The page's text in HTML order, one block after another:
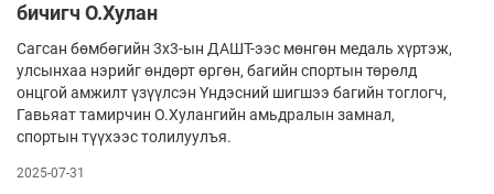
бичигч О.Хулан
Сагсан бөмбөгийн 3х3-ын ДАШТ-ээс мөнгөн медаль хүртэж,
улсынхаа нэрийг өндөрт өргөн, багийн спортын төрөлд
онцгой амжилт үзүүлсэн Үндэсний шигшээ багийн тоглогч,
Гавьяат тамирчин О.Хулангийн амьдралын замнал,
спортын түүхээс толилуулъя.
2025-07-31